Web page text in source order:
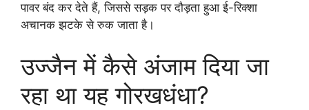
पावर बंद कर देते हैं, जिससे सड़क पर दौड़ता हुआ ई-रिक्शा
अचानक झटके से रुक जाता है।
उज्जैन में कैसे अंजाम दिया जा
रहा था यह गोरखधंधा?